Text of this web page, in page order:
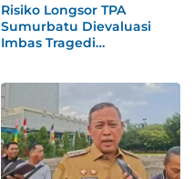
Risiko Longsor TPA
Sumurbatu Dievaluasi
Imbas Tragedi